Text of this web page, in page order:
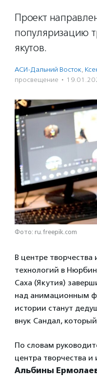
Проект
популяризацию
якутов.
АСИ-Дальний Восток,
просвещение ·
Фото: ru.freepik.com
В центре
технологий в
Саха (Якутия)
над анимационным
истории станут
внук Сандал,
По словам
центра творчества
Альбины